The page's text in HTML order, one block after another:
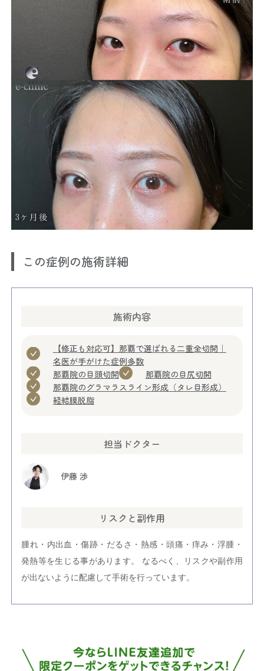
この症例の施術詳細
施術内容
【修正も対応可】那覇で選ばれる二重全切開｜
名医が手がけた症例多数
那覇院の目頭切開
那覇院の目尻切開
那覇院のグラマラスライン形成（タレ目形成）
経結膜脱脂
担当ドクター
伊藤 渉
リスクと副作用
腫れ・内出血・傷跡・だるさ・熱感・頭痛・痒み・浮腫・
発熱等を生じる事があります。 なるべく、リスクや副作用
が出ないように配慮して手術を行っています。